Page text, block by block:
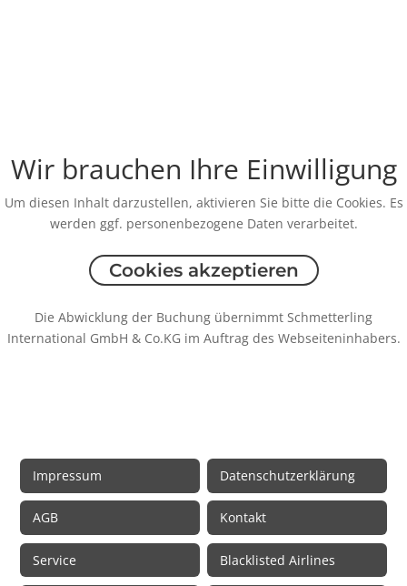
Wir brauchen Ihre Einwilligung
Um diesen Inhalt darzustellen, aktivieren Sie bitte die Cookies. Es
werden ggf. personenbezogene Daten verarbeitet.
Cookies akzeptieren
Die Abwicklung der Buchung übernimmt Schmetterling
International GmbH & Co.KG im Auftrag des Webseiteninhabers.
Impressum Datenschutzerklärung
AGB Kontakt
Service Blacklisted Airlines